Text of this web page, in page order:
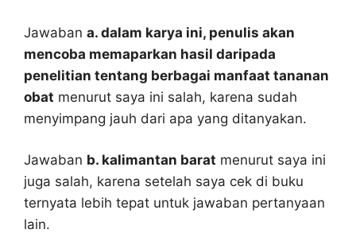
Jawaban a. dalam karya ini, penulis akan
mencoba memaparkan hasil daripada
penelitian tentang berbagai manfaat tananan
obat menurut saya ini salah, karena sudah
menyimpang jauh dari apa yang ditanyakan.
Jawaban b. kalimantan barat menurut saya ini
juga salah, karena setelah saya cek di buku
ternyata lebih tepat untuk jawaban pertanyaan
lain.